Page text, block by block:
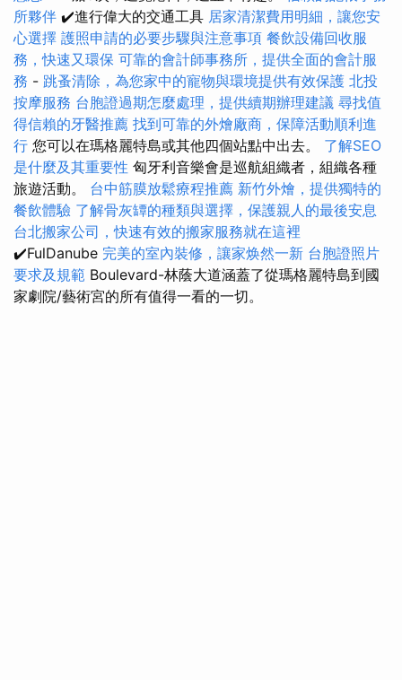
所夥伴 ✔️進行偉大的交通工具 居家清潔費用明細，讓您安
心選擇 護照申請的必要步驟與注意事項 餐飲設備回收服
務，快速又環保 可靠的會計師事務所，提供全面的會計服
務 - 跳蚤清除，為您家中的寵物與環境提供有效保護 北投
按摩服務 台胞證過期怎麼處理，提供續期辦理建議 尋找值
得信賴的牙醫推薦 找到可靠的外燴廠商，保障活動順利進
行 您可以在瑪格麗特島或其他四個站點中出去。 了解SEO
是什麼及其重要性 匈牙利音樂會是巡航組織者，組織各種
旅遊活動。 台中筋膜放鬆療程推薦 新竹外燴，提供獨特的
餐飲體驗 了解骨灰罈的種類與選擇，保護親人的最後安息
台北搬家公司，快速有效的搬家服務就在這裡
✔️FulDanube 完美的室內裝修，讓家焕然一新 台胞證照片
要求及規範 Boulevard-林蔭大道涵蓋了從瑪格麗特島到國
家劇院/藝術宮的所有值得一看的一切。